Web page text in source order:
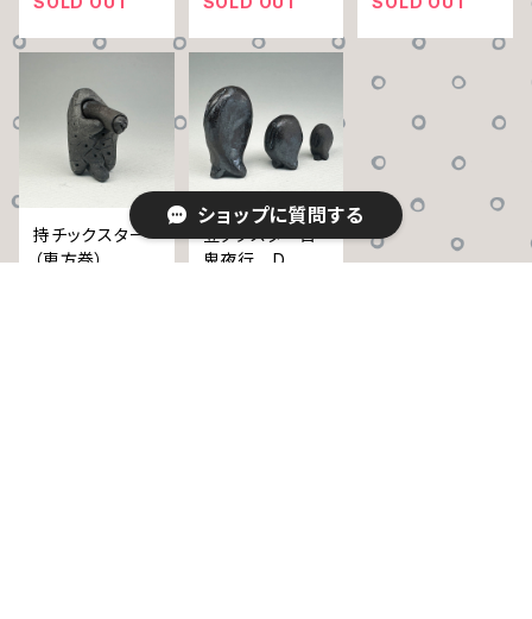
持チックスター
（恵方巻）
豆ックスター百
鬼夜行 D
ショップに質問する